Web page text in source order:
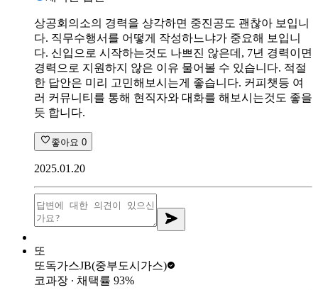
상공회의소의 경력을 샹각하면 중진공도 괜찮아 보입니
다. 직무수행서를 어떻게 작성하느냐가 중요해 보입니
다. 신입으로 시작하는것도 나쁘진 않은데, 7년 경력이면
경력으로 지원하지 않은 이유 물어볼 수 있습니다. 적절
한 답안은 미리 고민해보시는게 좋습니다. 커피챗등 여
러 커뮤니티를 통해 현직자와 대화를 해보시는것도 좋을
듯 합니다.
좋아요 0
2025.01.20
또
또독가스JB(중부도시가스)
코과장 ∙ 채택률 93%